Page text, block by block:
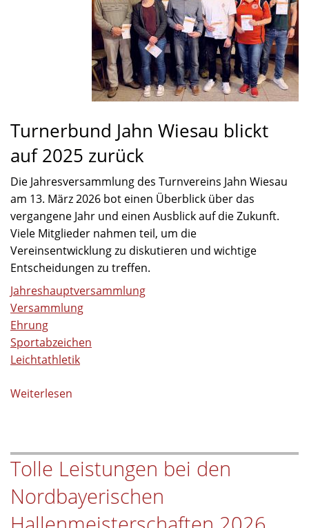
Turnerbund Jahn Wiesau blickt
auf 2025 zurück
Die Jahresversammlung des Turnvereins Jahn Wiesau
am 13. März 2026 bot einen Überblick über das
vergangene Jahr und einen Ausblick auf die Zukunft.
Viele Mitglieder nahmen teil, um die
Vereinsentwicklung zu diskutieren und wichtige
Entscheidungen zu treffen.
Jahreshauptversammlung
Versammlung
Ehrung
Sportabzeichen
Leichtathletik
Weiterlesen
der
Sportabzeichen
bei
Tolle Leistungen bei den
Nordbayerischen